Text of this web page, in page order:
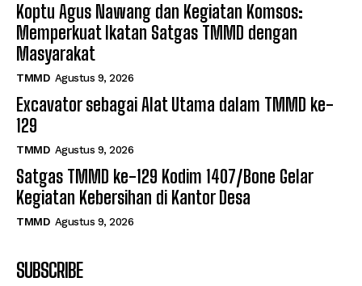
Koptu Agus Nawang dan Kegiatan Komsos:
Memperkuat Ikatan Satgas TMMD dengan
Masyarakat
TMMD Agustus 9, 2026
Excavator sebagai Alat Utama dalam TMMD ke-
129
TMMD Agustus 9, 2026
Satgas TMMD ke-129 Kodim 1407/Bone Gelar
Kegiatan Kebersihan di Kantor Desa
TMMD Agustus 9, 2026
SUBSCRIBE